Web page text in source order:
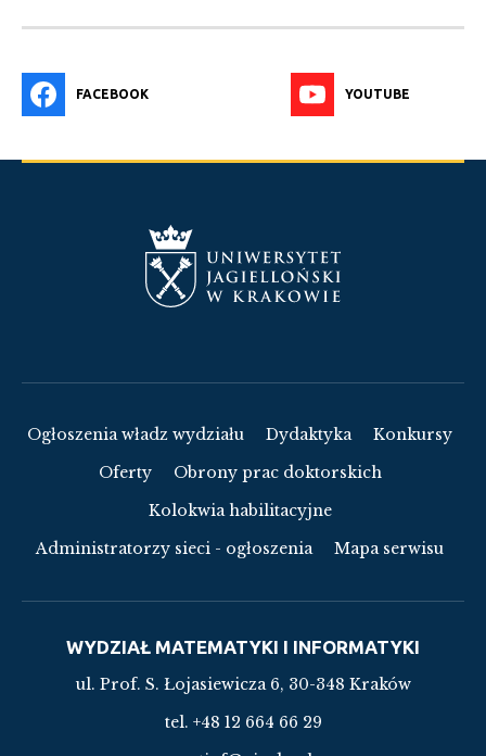
FACEBOOK YOUTUBE
Ogłoszenia władz wydziału Dydaktyka
Konkursy
Oferty
Obrony prac doktorskich
Kolokwia habilitacyjne
Administratorzy sieci - ogłoszenia
Mapa serwisu
WYDZIAŁ MATEMATYKI I INFORMATYKI
ul. Prof. S. Łojasiewicza 6, 30-348 Kraków
tel. +48 12 664 66 29